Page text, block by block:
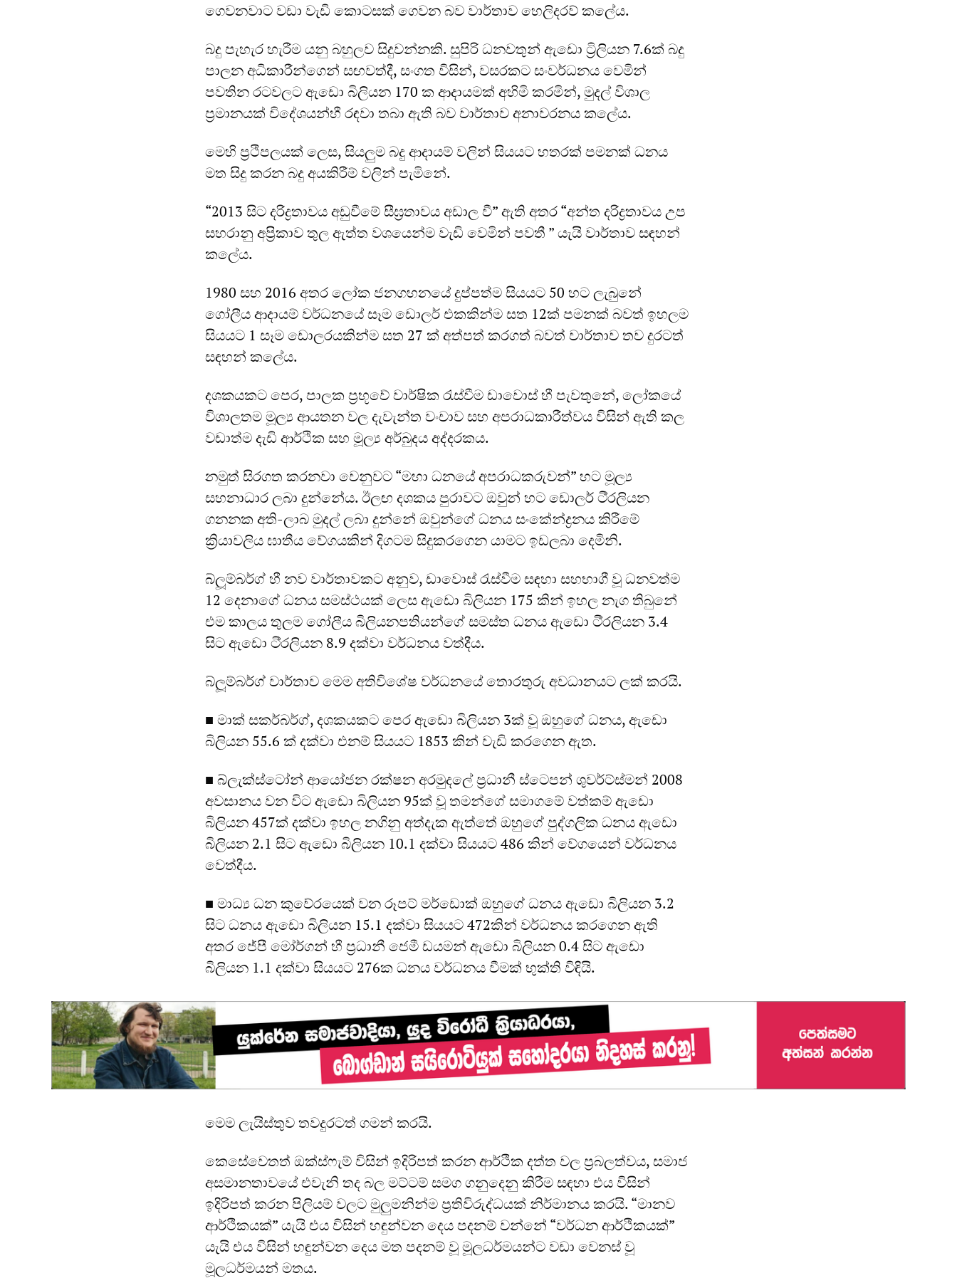
ගෙවනවාට වඩා වැඩි කොටසක් ගෙවන බව වාර්තාව හෙලිදරව් කලේය.
බදු පැහැර හැරීම යනු බහුලව සිදුවන්නකි. සුපිරි ධනවතුන් ඇඩො ට්‍රිලියන 7.6ක් බදු
පාලන අධිකාරීන්ගෙන් සඟවත්දී, සංගත විසින්, වසරකට සංවර්ධනය වෙමින්
පවතින රටවලට ඇඩො බිලියන 170 ක ආදායමක් අහිමි කරමින්, මුදල් විශාල
ප්‍රමානයක් විදේශයන්හී රඳවා තබා ඇති බව වාර්තාව අනාවරනය කලේය.
මෙහි ප්‍රථිපලයක් ලෙස, සියලුම බදු ආදායම් වලින් සියයට හතරක් පමනක් ධනය
මත සිදු කරන බදු අයකිරීම් වලින් පැමිනේ.
“2013 සිට දරිද්‍රතාවය අඩුවීමේ සීඝ්‍රතාවය අඩාල වී” ඇති අතර “අන්ත දරිද්‍රතාවය උප
සහරානු අප්‍රිකාව තුල ඇත්ත වශයෙන්ම වැඩි වෙමින් පවතී ” යැයි වාර්තාව සඳහන්
කලේය.
1980 සහ 2016 අතර ලෝක ජනගහනයේ දුප්පත්ම සියයට 50 හට ලැබුනේ
ගෝලීය ආදායම් වර්ධනයේ සෑම ඩොලර් එකකින්ම සත 12ක් පමනක් බවත් ඉහලම
සියයට 1 සෑම ඩොලරයකින්ම සත 27 ක් අත්පත් කරගත් බවත් වාර්තාව තව දුරටත්
සඳහන් කලේය.
දශකයකට පෙර, පාලක ප්‍රභූවේ වාර්ෂික රැස්වීම ඩාවොස් හී පැවතුනේ, ලෝකයේ
විශාලතම මූල්‍ය ආයතන වල දැවැන්ත වංචාව සහ අපරාධකාරීත්වය විසින් ඇති කල
වඩාත්ම දැඩි ආර්ථික සහ මූල්‍ය අර්බුදය අද්දරකය.
නමුත් සිරගත කරනවා වෙනුවට “මහා ධනයේ අපරාධකරුවන්” හට මූල්‍ය
සහනාධාර ලබා දුන්නේය. ඊලඟ දශකය පුරාවට ඔවුන් හට ඩොලර් ටි්‍රලියන
ගනනක අති-ලාබ මුදල් ලබා දුන්නේ ඔවුන්ගේ ධනය සංකේන්ද්‍රනය කිරීමේ
ක්‍රියාවලිය ඝාතීය වේගයකින් දිගටම සිදුකරගෙන යාමට ඉඩලබා දෙමිනි.
බ්ලූම්බර්ග් හී නව වාර්තාවකට අනුව, ඩාවොස් රැස්වීම සඳහා සහභාගී වූ ධනවත්ම
12 දෙනාගේ ධනය සමස්ථයක් ලෙස ඇඩො බිලියන 175 කින් ඉහල නැග තිබුනේ
එම කාලය තුලම ගෝලීය බිලියනපතියන්ගේ සමස්ත ධනය ඇඩො ටි්‍රලියන 3.4
සිට ඇඩො ටි්‍රලියන 8.9 දක්වා වර්ධනය වත්දීය.
බ්ලූම්බර්ග් වාර්තාව මෙම අතිවිශේෂ වර්ධනයේ තොරතුරු අවධානයට ලක් කරයි.
■ මාක් සකර්බර්ග්, දශකයකට පෙර ඇඩො බිලියන 3ක් වූ ඔහුගේ ධනය, ඇඩො
බිලියන 55.6 ක් දක්වා එනම් සියයට 1853 කින් වැඩි කරගෙන ඇත.
■ බ්ලැක්ස්ටෝන් ආයෝජන රක්ෂන අරමුදලේ ප්‍රධානී ස්ටෙපන් ශුවර්ට්ස්මන් 2008
අවසානය වන විට ඇඩො බිලියන 95ක් වූ තමන්ගේ සමාගමේ වත්කම් ඇඩො
බිලියන 457ක් දක්වා ඉහල නගිනු අත්දැක ඇත්තේ ඔහුගේ පුද්ගලික ධනය ඇඩො
බිලියන 2.1 සිට ඇඩො බිලියන 10.1 දක්වා සියයට 486 කින් වේගයෙන් වර්ධනය
වෙත්දීය.
■ මාධ්‍ය ධන කුවේරයෙක් වන රූපට් මර්ඩොක් ඔහුගේ ධනය ඇඩො බිලියන 3.2
සිට ධනය ඇඩො බිලියන 15.1 දක්වා සියයට 472කින් වර්ධනය කරගෙන ඇති
අතර ජේපී මෝර්ගන් හී ප්‍රධානී ජෙමී ඩයමන් ඇඩො බිලියන 0.4 සිට ඇඩො
බිලියන 1.1 දක්වා සියයට 276ක ධනය වර්ධනය වීමක් භුක්ති විඳියි.
මෙම ලැයිස්තුව තවදුරටත් ගමන් කරයි.
කෙසේවෙතත් ඔක්ස්ෆැම් විසින් ඉදිරිපත් කරන ආර්ථික දත්ත වල ප්‍රබලත්වය, සමාජ
අසමානතාවයේ එවැනි තද බල මට්ටම් සමග ගනුදෙනු කිරීම සඳහා එය විසින්
ඉදිරිපත් කරන පිලියම් වලට මුලුමනින්ම ප්‍රතිවිරුද්ධයක් නිර්මානය කරයි. “මානව
ආර්ථිකයක්” යැයි එය විසින් හඳුන්වන දෙය පදනම් වන්නේ “වර්ධන ආර්ථිකයක්”
යැයි එය විසින් හඳුන්වන දෙය මත පදනම් වූ මූලධර්මයන්ට වඩා වෙනස් වූ
මූලධර්මයන් මතය.